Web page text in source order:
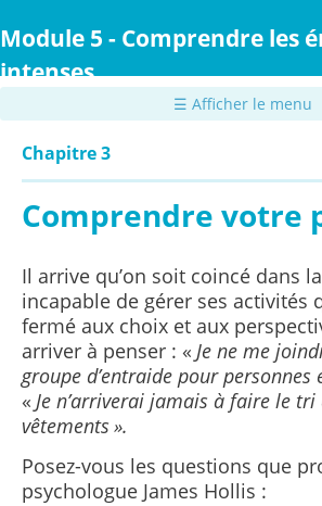
au
principal
Module 5 - Comprendre les
intenses
☰ Afficher le menu
Chapitre 3
Comprendre votre
Il arrive qu’on soit coincé dans
incapable de gérer ses activités
fermé aux choix et aux
arriver à penser : « Je ne me
groupe d’entraide pour personnes
« Je n’arriverai jamais à faire le tri
vêtements ».
Posez-vous les questions que
psychologue James Hollis :